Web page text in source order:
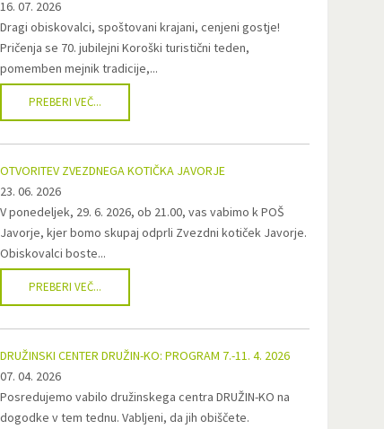
16. 07. 2026
Dragi obiskovalci, spoštovani krajani, cenjeni gostje!
Pričenja se 70. jubilejni Koroški turistični teden,
pomemben mejnik tradicije,...
PREBERI VEČ...
OTVORITEV ZVEZDNEGA KOTIČKA JAVORJE
23. 06. 2026
V ponedeljek, 29. 6. 2026, ob 21.00, vas vabimo k POŠ
Javorje, kjer bomo skupaj odprli Zvezdni kotiček Javorje.
Obiskovalci boste...
PREBERI VEČ...
DRUŽINSKI CENTER DRUŽIN-KO: PROGRAM 7.-11. 4. 2026
07. 04. 2026
Posredujemo vabilo družinskega centra DRUŽIN-KO na
dogodke v tem tednu. Vabljeni, da jih obiščete.